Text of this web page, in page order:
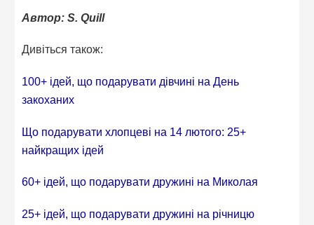
Автор: S. Quill
Дивіться також:
100+ ідей, що подарувати дівчині на День
закоханих
Що подарувати хлопцеві на 14 лютого: 25+
найкращих ідей
60+ ідей, що подарувати дружині на Миколая
25+ ідей, що подарувати дружині на річницю